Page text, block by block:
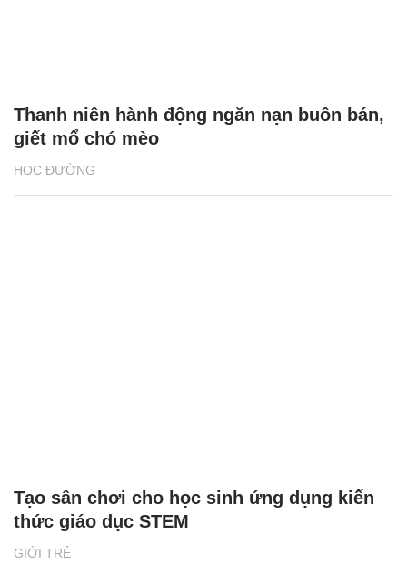
HỌC ĐƯỜNG
Thanh niên hành động ngăn nạn buôn bán,
giết mổ chó mèo
GIỚI TRẺ
Tạo sân chơi cho học sinh ứng dụng kiến
thức giáo dục STEM